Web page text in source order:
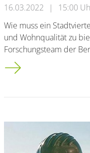
16.03.2022 |
15:00
Wie muss ein
und Wohnqualität zu
Forschungsteam der
Mirker